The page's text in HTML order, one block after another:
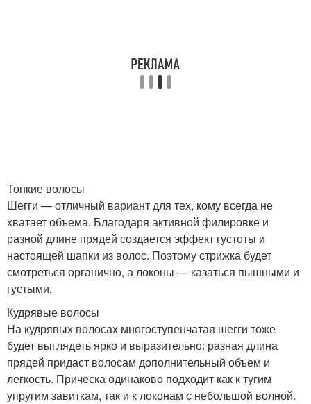
Тонкие волосы
Шегги — отличный вариант для тех, кому всегда не
хватает объема. Благодаря активной филировке и
разной длине прядей создается эффект густоты и
настоящей шапки из волос. Поэтому стрижка будет
смотреться органично, а локоны — казаться пышными и
густыми.
Кудрявые волосы
На кудрявых волосах многоступенчатая шегги тоже
будет выглядеть ярко и выразительно: разная длина
прядей придаст волосам дополнительный объем и
легкость. Прическа одинаково подходит как к тугим
упругим завиткам, так и к локонам с небольшой волной.